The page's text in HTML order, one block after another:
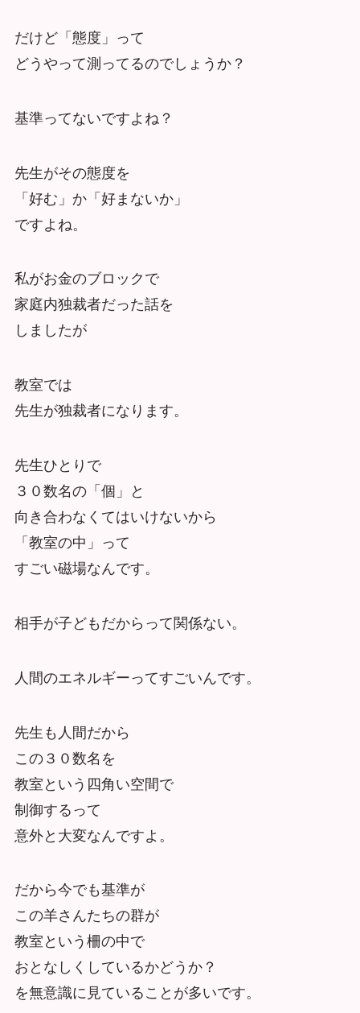
だけど「態度」って
どうやって測ってるのでしょうか？
基準ってないですよね？
先生がその態度を
「好む」か「好まないか」
ですよね。
私がお金のブロックで
家庭内独裁者だった話を
しましたが
教室では
先生が独裁者になります。
先生ひとりで
３０数名の「個」と
向き合わなくてはいけないから
「教室の中」って
すごい磁場なんです。
相手が子どもだからって関係ない。
人間のエネルギーってすごいんです。
先生も人間だから
この３０数名を
教室という四角い空間で
制御するって
意外と大変なんですよ。
だから今でも基準が
この羊さんたちの群が
教室という柵の中で
おとなしくしているかどうか？
を無意識に見ていることが多いです。